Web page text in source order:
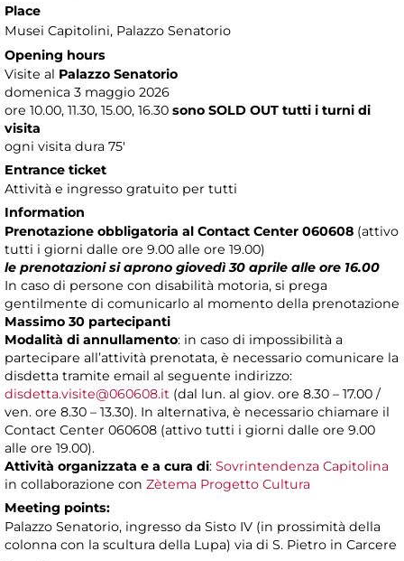
Place
Musei Capitolini, Palazzo Senatorio
Opening hours
Visite al Palazzo Senatorio
domenica 3 maggio 2026
ore 10.00, 11.30, 15.00, 16.30 sono SOLD OUT tutti i turni di
visita
ogni visita dura 75'
Entrance ticket
Attività e ingresso gratuito per tutti
Information
Prenotazione obbligatoria al Contact Center 060608 (attivo
tutti i giorni dalle ore 9.00 alle ore 19.00)
le prenotazioni si aprono giovedì 30 aprile alle ore 16.00
In caso di persone con disabilità motoria, si prega
gentilmente di comunicarlo al momento della prenotazione
Massimo 30 partecipanti
Modalità di annullamento: in caso di impossibilità a
partecipare all’attività prenotata, è necessario comunicare la
disdetta tramite email al seguente indirizzo:
disdetta.visite@060608.it (dal lun. al giov. ore 8.30 – 17.00 /
ven. ore 8.30 – 13.30). In alternativa, è necessario chiamare il
Contact Center 060608 (attivo tutti i giorni dalle ore 9.00
alle ore 19.00).
Attività organizzata e a cura di: Sovrintendenza Capitolina
in collaborazione con Zètema Progetto Cultura
Meeting points:
Palazzo Senatorio, ingresso da Sisto IV (in prossimità della
colonna con la scultura della Lupa) via di S. Pietro in Carcere